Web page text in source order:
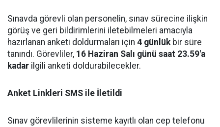
Sınavda görevli olan personelin, sınav sürecine ilişkin
görüş ve geri bildirimlerini iletebilmeleri amacıyla
hazırlanan anketi doldurmaları için 4 günlükbir süre
tanındı. Görevliler, 16 Haziran Salı günü saat 23.59'a
kadar ilgili anketi doldurabilecekler.
Anket Linkleri SMS ile İletildi
Sınav görevlilerinin sisteme kayıtlı olan cep telefonu